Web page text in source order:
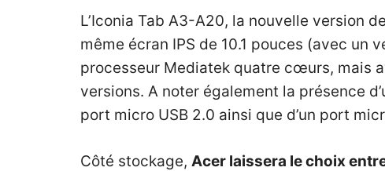
L’Iconia Tab A3-A20, la nouvelle version
même écran IPS de 10.1 pouces (avec un
processeur Mediatek quatre cœurs, mais
versions. A noter également la présence
port micro USB 2.0 ainsi que d’un port
Côté stockage, Acer laissera le choix